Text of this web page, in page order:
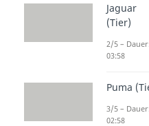
Abhängig
Jaguar
(Tier)
2/5 –
03:58
Puma
3/5 –
02:58